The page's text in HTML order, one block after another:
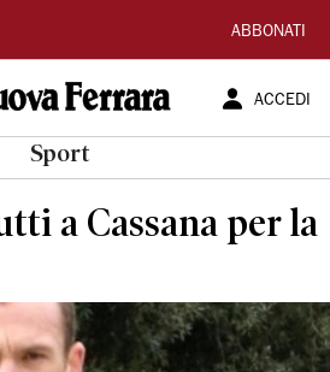
ABBONATI
ACCEDI
Sport
a Cassana per la